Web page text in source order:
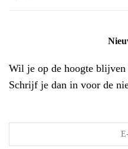
Wil je op de hoogte blijven
Schrijf je dan in voor de